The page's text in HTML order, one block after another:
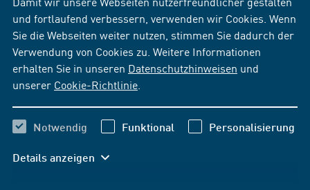
und fortlaufend verbessern, verwenden wir Cookies. Wenn
Sie die Webseiten weiter nutzen, stimmen Sie dadurch der
Verwendung von Cookies zu. Weitere Informationen
erhalten Sie in unseren Datenschutzhinweisen und
unserer Cookie-Richtlinie
Notwendig Funktional Personalisierung
Details anzeigen